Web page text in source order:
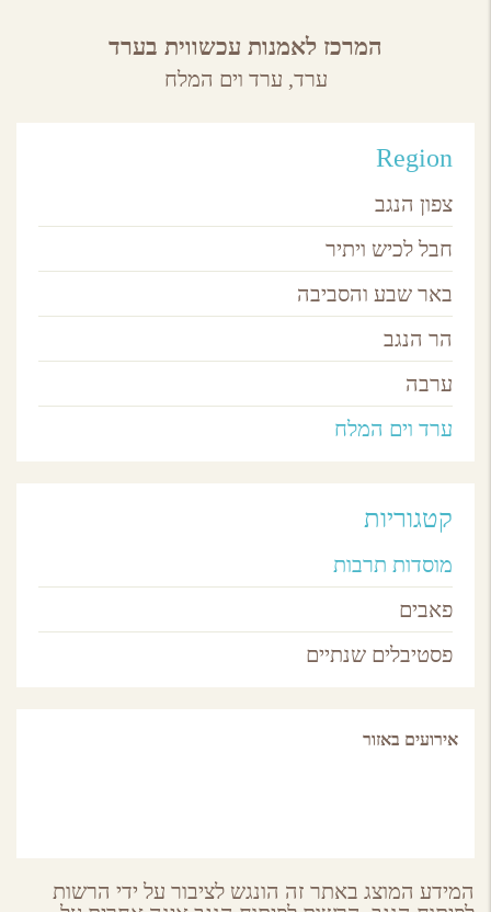
המרכז לאמנות עכשווית בערד
ערד, ערד וים המלח
Region
צפון הנגב
חבל לכיש ויתיר
באר שבע והסביבה
הר הנגב
ערבה
ערד וים המלח
קטגוריות
מוסדות תרבות
פאבים
פסטיבלים שנתיים
אירועים באזור
המידע המוצג באתר זה הונגש לציבור על ידי הרשות